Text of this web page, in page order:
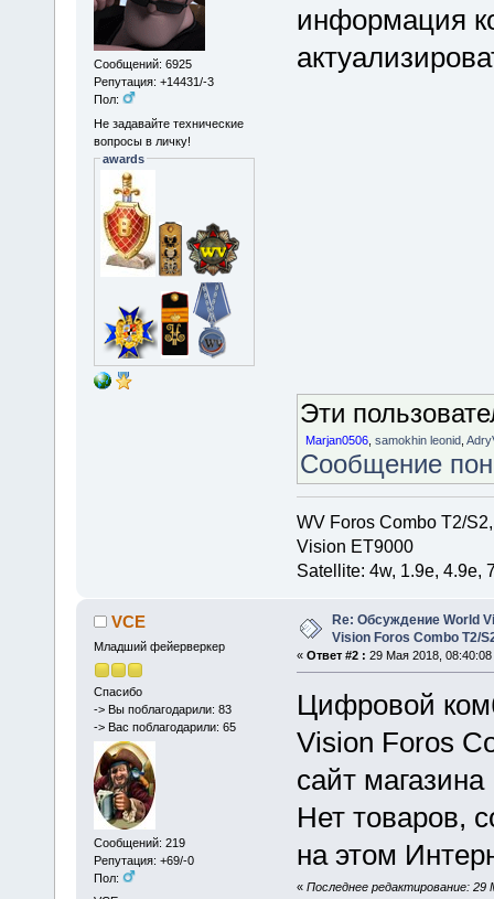
Сообщений: 6925
Репутация: +14431/-3
Пол:
Не задавайте технические
вопросы в личку!
awards
информация
Эти
Marjan0506 ,samokhin leonid ,
Сообщение
WV Foros Combo T2/
Vision ET9000
Satellite: 4w, 1.9е, 4.9e,
VCE
Младший фейерверкер
Спасибо
-> Вы поблагодарили: 83
-> Вас поблагодарили: 65
Сообщений: 219
Репутация: +69/-0
Пол:
Re: Обсуждение World
Vision Foros Combo T2/
« Ответ #2 : 29 Мая 2018, 08:40:08
Цифровой
Vision Foros
сайт
Нет товаров,
на этом
« Последнее редактирование: 29